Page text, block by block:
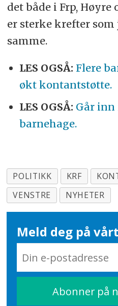
det både i Frp,
er sterke krefter
samme.
LES OGSÅ: Flere
økt kontantstøtte.
LES OGSÅ: Går
barnehage.
POLITIKK KRF
VENSTRE
NYHETER
Meld deg på